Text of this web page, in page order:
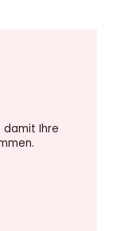
damit Ihre